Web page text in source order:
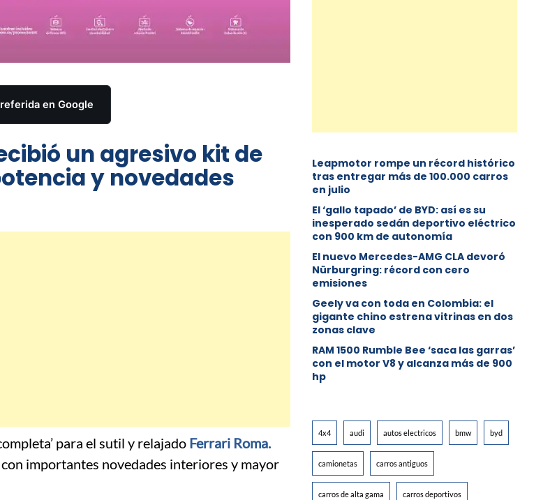
en Google
un agresivo kit de
y novedades
para el sutil y relajado Ferrari Roma.
importantes novedades interiores y mayor
Leapmotor rompe un récord histórico
tras entregar más de 100.000 carros
en julio
El ‘gallo tapado’ de BYD: así es su
inesperado sedán deportivo eléctrico
con 900 km de autonomía
El nuevo Mercedes-AMG CLA devoró
Nürburgring: récord con cero
emisiones
Geely va con toda en Colombia: el
gigante chino estrena vitrinas en dos
zonas clave
RAM 1500 Rumble Bee ‘saca las garras’
con el motor V8 y alcanza más de 900
hp
4x4 audi autos electricos bmw byd
camionetas carros antiguos
carros de alta gama carros deportivos